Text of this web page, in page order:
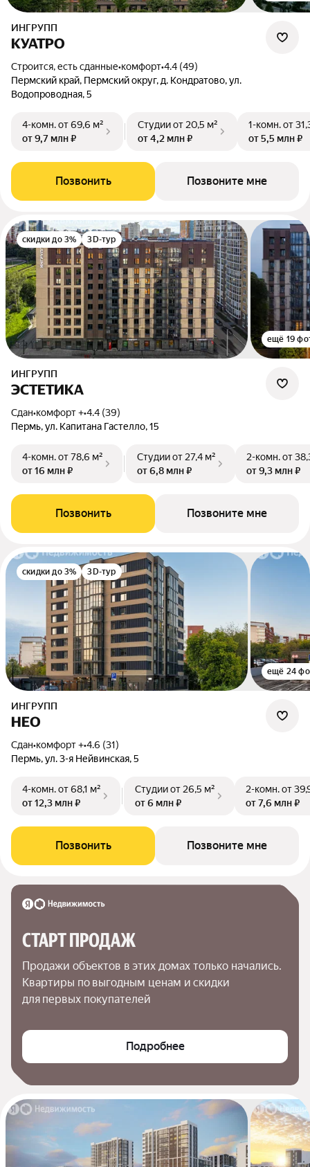
ИНГРУПП
КУАТРО
Строится, есть сданные•комфорт•4.4 (49)
Пермский край, Пермский округ, д. Кондратово, ул.
Водопроводная, 5
4-комн.от 69,6 м²
от 9,7 млн ₽
Студииот 20,5 м²
от 4,2 млн ₽
1-комн.от
от 5,5 млн ₽
Позвонить Позвоните мне
скидки до 3% 3D-тур
ещё 19
ИНГРУПП
ЭСТЕТИКА
Сдан•комфорт +•4.4 (39)
Пермь, ул. Капитана Гастелло, 15
4-комн.от 78,6 м²
от 16 млн ₽
Студииот 27,4 м²
от 6,8 млн ₽
2-комн.от
от 9,3 млн ₽
Позвонить Позвоните мне
скидки до 3% 3D-тур
ещё 24
ИНГРУПП
НЕО
Сдан•комфорт +•4.6 (31)
Пермь, ул. 3-я Нейвинская, 5
4-комн.от 68,1 м²
от 12,3 млн ₽
Студииот 26,5 м²
от 6 млн ₽
2-комн.от
от 7,6 млн ₽
Позвонить Позвоните мне
СТАРТ ПРОДАЖ
Продажи объектов в этих домах только начались.
Квартиры по выгодным ценам и скидки
для первых покупателей
Подробнее